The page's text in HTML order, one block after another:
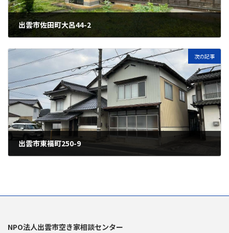
出雲市佐田町大呂44-2
次の記事
出雲市東福町250-9
NPO法人出雲市空き家相談センター